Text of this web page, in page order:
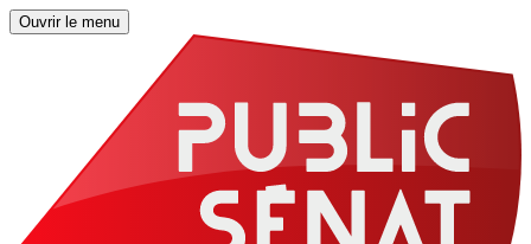
Ouvrir le menu